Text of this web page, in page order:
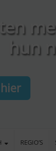
hun
REGIO’S